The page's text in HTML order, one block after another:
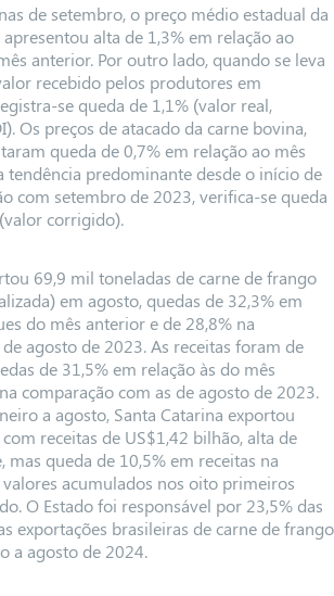
de setembro, o preço médio estadual da
alta de 1,3% em relação ao
anterior. Por outro lado, quando se leva
recebido pelos produtores em
se queda de 1,1% (valor real,
Os preços de atacado da carne bovina,
queda de 0,7% em relação ao mês
tendência predominante desde o início de
com setembro de 2023, verifica-se queda
corrigido).
69,9 mil toneladas de carne de frango
em agosto, quedas de 32,3% em
do mês anterior e de 28,8% na
agosto de 2023. As receitas foram de
de 31,5% em relação às do mês
comparação com as de agosto de 2023.
a agosto, Santa Catarina exportou
receitas de US$1,42 bilhão, alta de
mas queda de 10,5% em receitas na
acumulados nos oito primeiros
O Estado foi responsável por 23,5% das
exportações brasileiras de carne de frango
a agosto de 2024.